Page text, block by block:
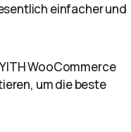
einfacher und
WooCommerce
um die beste